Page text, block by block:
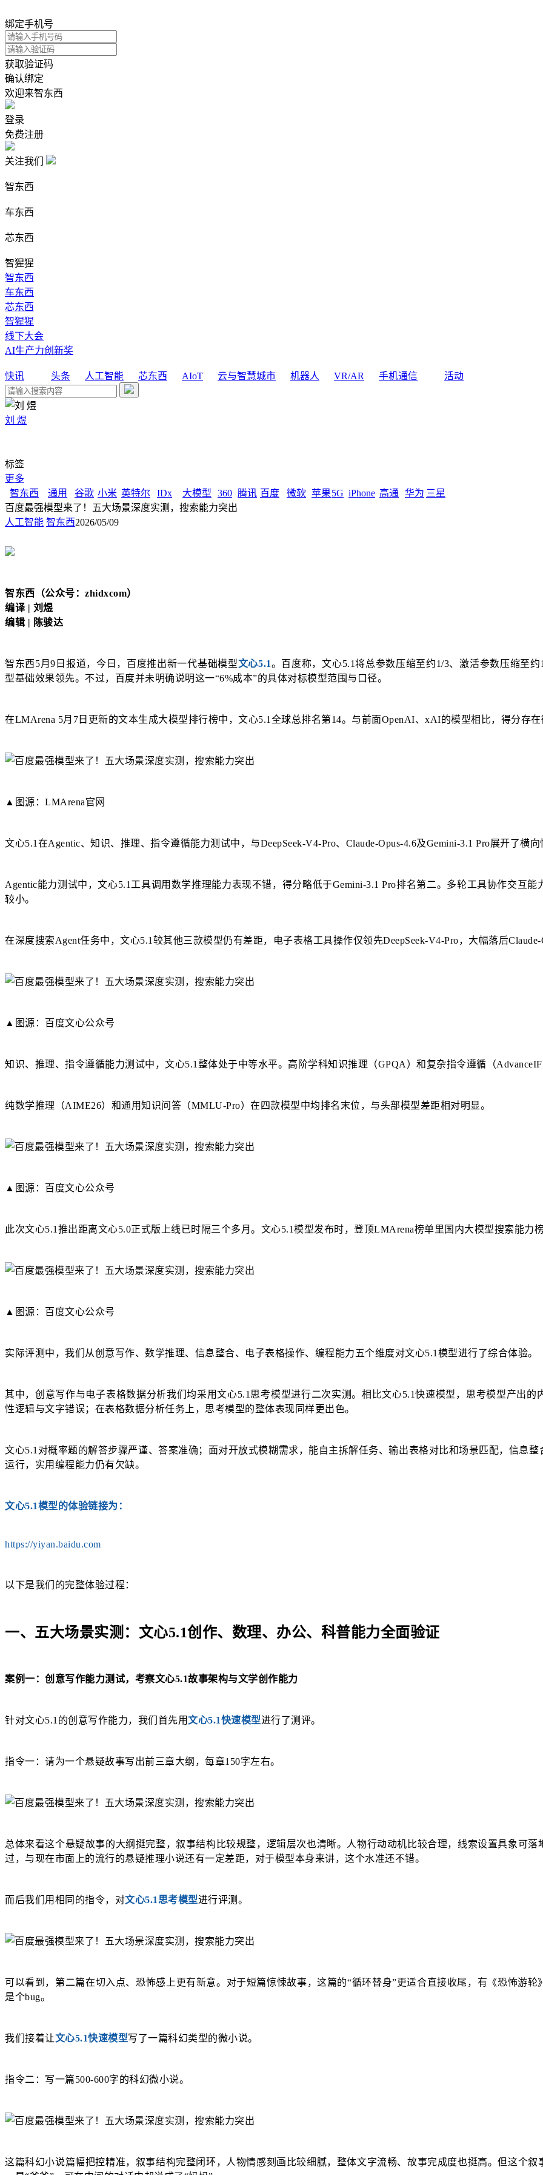
绑定手机号
获取验证码
确认绑定
欢迎来智东西
登录
免费注册
关注我们
智东西
车东西
芯东西
智猩猩
智东西
车东西
芯东西
智猩猩
线下大会
AI生产力创新奖
快讯 头条 人工智能 芯东西 AIoT 云与智慧城市 机器人 VR/AR 手机通信 活动
刘 煜
标签
更多
智东西
通用 谷歌 小米 英特尔 IDx 大模型 360 腾讯 百度 微软 苹果5G iPhone 高通 华为 三星
百度最强模型来了！五大场景深度实测，搜索能力突出
人工智能 智东西2026/05/09
智东西（公众号：zhidxcom）
编译 | 刘煜
编辑 | 陈骏达
智东西5月9日报道，今日，百度推出新一代基础模型文心5.1。百度称，文心5.1将总参数压缩至约1/3、激活参数压缩至
型基础效果领先。不过，百度并未明确说明这一“6%成本”的具体对标模型范围与口径。
在LMArena 5月7日更新的文本生成大模型排行榜中，文心5.1全球总排名第14。与前面OpenAI、xAI的模型相比，得分存
▲图源：LMArena官网
文心5.1在Agentic、知识、推理、指令遵循能力测试中，与DeepSeek-V4-Pro、Claude-Opus-4.6及Gemini-3.1 Pro展开了横
Agentic能力测试中，文心5.1工具调用数学推理能力表现不错，得分略低于Gemini-3.1 Pro排名第二。多轮工具协作交互
较小。
在深度搜索Agent任务中，文心5.1较其他三款模型仍有差距，电子表格工具操作仅领先DeepSeek-V4-Pro，大幅落后Claude-
▲图源：百度文心公众号
知识、推理、指令遵循能力测试中，文心5.1整体处于中等水平。高阶学科知识推理（GPQA）和复杂指令遵循（
纯数学推理（AIME26）和通用知识问答（MMLU-Pro）在四款模型中均排名末位，与头部模型差距相对明显。
▲图源：百度文心公众号
此次文心5.1推出距离文心5.0正式版上线已时隔三个多月。文心5.1模型发布时，登顶LMArena榜单里国内大模型搜索能力
▲图源：百度文心公众号
实际评测中，我们从创意写作、数学推理、信息整合、电子表格操作、编程能力五个维度对文心5.1模型进行了综合体验。
其中，创意写作与电子表格数据分析我们均采用文心5.1思考模型进行二次实测。相比文心5.1快速模型，思考模型产出
性逻辑与文字错误；在表格数据分析任务上，思考模型的整体表现同样更出色。
文心5.1对概率题的解答步骤严谨、答案准确；面对开放式模糊需求，能自主拆解任务、输出表格对比和场景匹配，信息
运行，实用编程能力仍有欠缺。
文心5.1模型的体验链接为：
https://yiyan.baidu.com
以下是我们的完整体验过程：
一、五大场景实测：文心5.1创作、数理、办公、科普能力全面验证
案例一：创意写作能力测试，考察文心5.1故事架构与文学创作能力
针对文心5.1的创意写作能力，我们首先用文心5.1快速模型进行了测评。
指令一：请为一个悬疑故事写出前三章大纲，每章150字左右。
总体来看这个悬疑故事的大纲挺完整，叙事结构比较规整，逻辑层次也清晰。人物行动动机比较合理，线索设置具象可
过，与现在市面上的流行的悬疑推理小说还有一定差距，对于模型本身来讲，这个水准还不错。
而后我们用相同的指令，对文心5.1思考模型进行评测。
可以看到，第二篇在切入点、恐怖感上更有新意。对于短篇惊悚故事，这篇的“循环替身”更适合直接收尾，有《恐怖游
是个bug。
我们接着让文心5.1快速模型写了一篇科幻类型的微小说。
指令二：写一篇500-600字的科幻微小说。
这篇科幻小说篇幅把控精准，叙事结构完整闭环，人物情感刻画比较细腻，整体文字流畅、故事完成度也挺高。但这个